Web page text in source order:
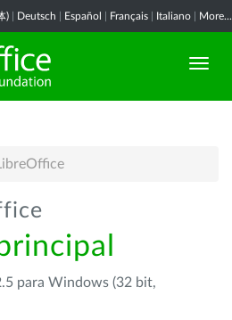
) Deutsch Español Français Italiano More...
para Windows (32 bit,